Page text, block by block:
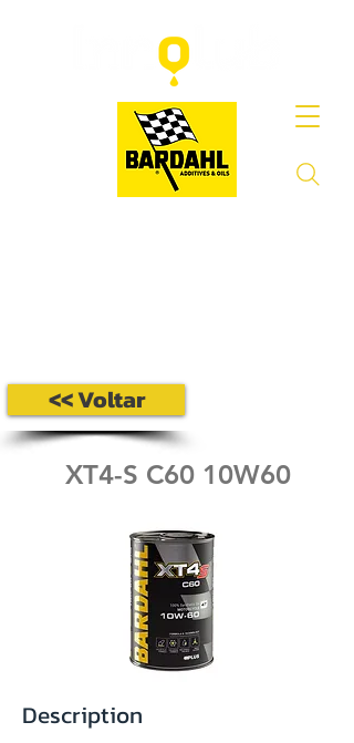
<< Voltar
XT4-S C60 10W60
Description